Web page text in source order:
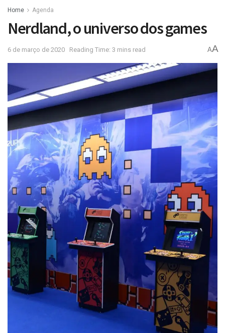
Home Agenda
Nerdland, o universo dos games
6 de março de 2020 Reading Time: 3 mins read AA